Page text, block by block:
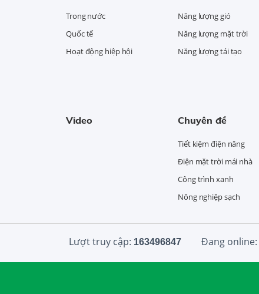
Trong nước
Quốc tế
Hoạt động hiệp hội
Năng lượng gió
Năng lượng mặt trời
Năng lượng tái tạo
Video Chuyên đề
Tiết kiệm điện năng
Điện mặt trời mái nhà
Công trình xanh
Nông nghiệp sạch
Lượt truy cập: 163496847 Đang online: